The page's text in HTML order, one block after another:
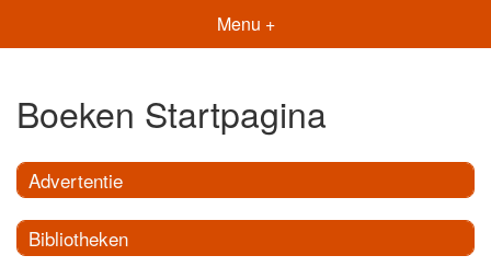
Menu +
Boeken Startpagina
Advertentie
Bibliotheken